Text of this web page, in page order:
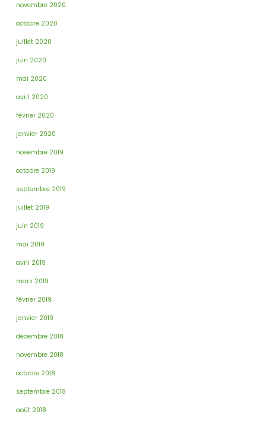
novembre 2020
octobre 2020
juillet 2020
juin 2020
mai 2020
avril 2020
février 2020
janvier 2020
novembre 2019
octobre 2019
septembre 2019
juillet 2019
juin 2019
mai 2019
avril 2019
mars 2019
février 2019
janvier 2019
décembre 2018
novembre 2018
octobre 2018
septembre 2018
août 2018